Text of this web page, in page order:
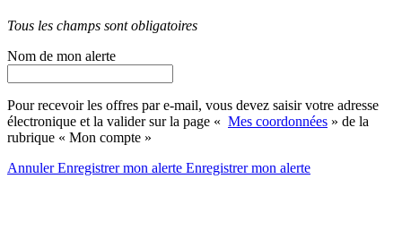
Tous les champs sont obligatoires
Nom de mon alerte
Pour recevoir les offres par e-mail, vous devez saisir votre adresse
électronique et la valider sur la page « Mes coordonnées » de la
rubrique « Mon compte »
AnnulerEnregistrer mon alerte Enregistrermon alerte